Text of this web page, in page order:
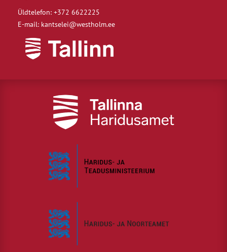
Üldtelefon: +372 6622225
E-mail: kantselei@westholm.ee